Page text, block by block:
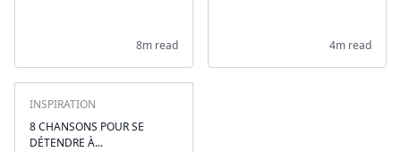
8m read 4m read
INSPIRATION
8 CHANSONS POUR SE
DÉTENDRE À...